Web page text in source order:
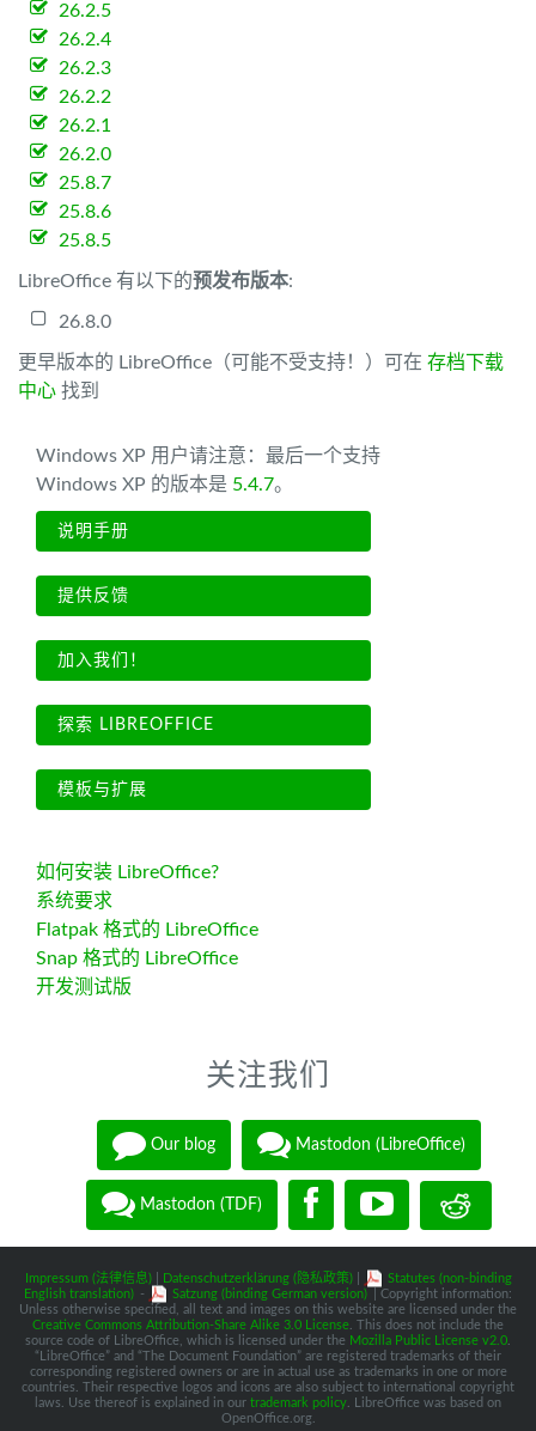
26.2.5
26.2.4
26.2.3
26.2.2
26.2.1
26.2.0
25.8.7
25.8.6
25.8.5
LibreOffice 有以下的预发布版本:
26.8.0
更早版本的 LibreOffice（可能不受支持！）可在 存档下载
中心 找到
Windows XP 用户请注意：最后一个支持
Windows XP 的版本是 5.4.7。
说明手册
提供反馈
加入我们！
探索 LIBREOFFICE
模板与扩展
如何安装 LibreOffice?
系统要求
Flatpak 格式的 LibreOffice
Snap 格式的 LibreOffice
开发测试版
关注我们
Our blog Mastodon (LibreOffice)
Mastodon (TDF)
Impressum (法律信息)| Datenschutzerklärung (隐私政策)|
Statutes (non-binding
English translation) - Satzung (binding German version)
| Copyright information:
Unless otherwise specified, all text and images on this website are licensed under the
Creative Commons Attribution-Share Alike 3.0 License . This does not include the
source code of LibreOffice, which is licensed under the Mozilla Public License v2.0
“LibreOffice” and “The Document Foundation” are registered trademarks of their
corresponding registered owners or are in actual use as trademarks in one or more
countries. Their respective logos and icons are also subject to international copyright
laws. Use thereof is explained in our trademark policy . LibreOffice was based on
OpenOffice.org.